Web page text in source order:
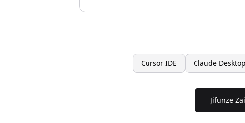
Cursor IDE Claude Desktop
Jifunze